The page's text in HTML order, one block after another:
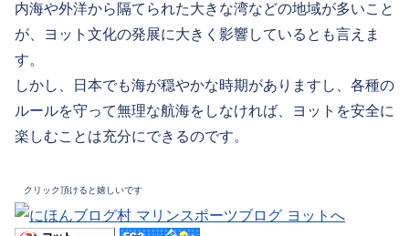
内海や外洋から隔てられた大きな湾などの地域が多いこと
が、ヨット文化の発展に大きく影響しているとも言えま
す。
しかし、日本でも海が穏やかな時期がありますし、各種の
ルールを守って無理な航海をしなければ、ヨットを安全に
楽しむことは充分にできるのです。
クリック頂けると嬉しいです